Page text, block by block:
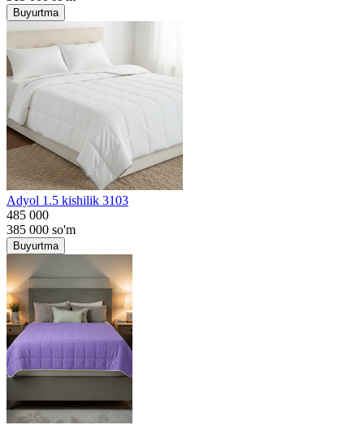
Buyurtma
Adyol 1.5 kishilik 3103
485 000
385 000 so'm
Buyurtma